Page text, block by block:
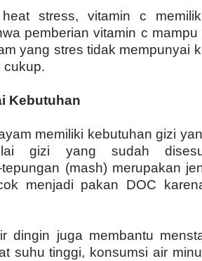
stress, vitamin c
pemberian vitamin c
yang stres tidak mempunyai
cukup.
Kebutuhan
memiliki kebutuhan gizi
gizi yang sudah
(mash) merupakan
menjadi pakan DOC
dingin juga membantu
suhu tinggi, konsumsi air